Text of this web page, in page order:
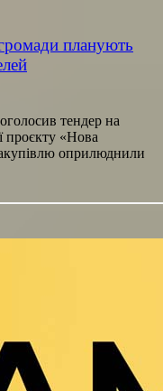
планують
тендер на
проєкту «Нова
оприлюднили